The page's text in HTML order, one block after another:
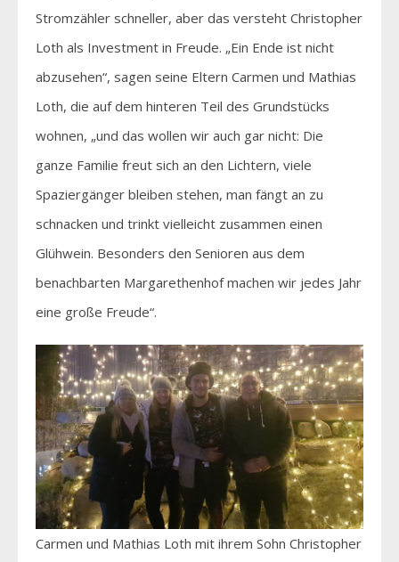
Stromzähler schneller, aber das versteht Christopher
Loth als Investment in Freude. „Ein Ende ist nicht
abzusehen“, sagen seine Eltern Carmen und Mathias
Loth, die auf dem hinteren Teil des Grundstücks
wohnen, „und das wollen wir auch gar nicht: Die
ganze Familie freut sich an den Lichtern, viele
Spaziergänger bleiben stehen, man fängt an zu
schnacken und trinkt vielleicht zusammen einen
Glühwein. Besonders den Senioren aus dem
benachbarten Margarethenhof machen wir jedes Jahr
eine große Freude“.
Carmen und Mathias Loth mit ihrem Sohn Christopher